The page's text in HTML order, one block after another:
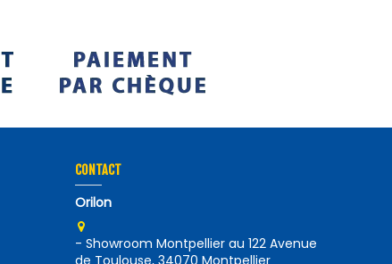
CONTACT
Orilon
- Showroom Montpellier au 122 Avenue
de Toulouse, 34070 Montpellier